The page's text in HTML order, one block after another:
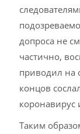
допроса не
частично,
приводил на
концов
коронавирус
Таким